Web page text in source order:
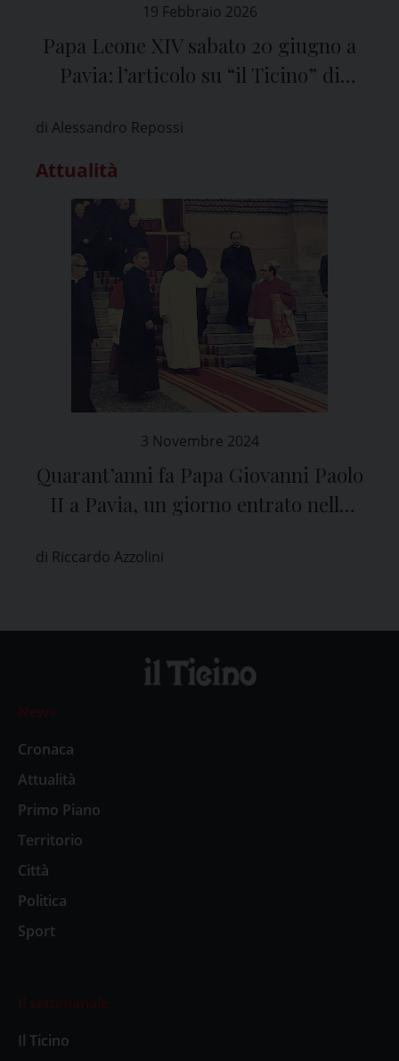
19 Febbraio 2026
Papa Leone XIV sabato 20 giugno a
Pavia: l’articolo su “il Ticino” di
di Alessandro Repossi
Attualità
3 Novembre 2024
Quarant’anni fa Papa Giovanni Paolo
II a Pavia, un giorno entrato nella
di Riccardo Azzolini
News
Cronaca
Attualità
Primo Piano
Territorio
Città
Politica
Sport
Il settimanale
Il Ticino